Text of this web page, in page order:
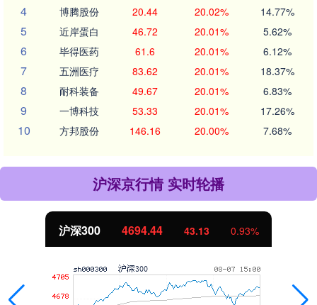
4 博腾股份 20.44 20.02% 14.77%
5 近岸蛋白 46.72 20.01% 5.62%
6 毕得医药 61.6 20.01% 6.12%
7 五洲医疗 83.62 20.01% 18.37%
8 耐科装备 49.67 20.01% 6.83%
9 一博科技 53.33 20.01% 17.26%
10 方邦股份 146.16 20.00% 7.68%
沪深京行情 实时轮播
沪深300 4694.44 43.13 0.93%